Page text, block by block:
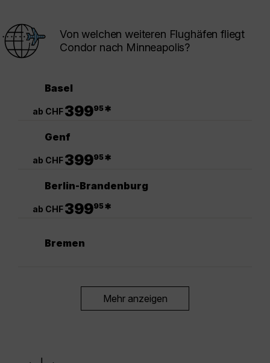
Von welchen weiteren Flughäfen fliegt
Condor nach Minneapolis?
Basel
ab CHF39995*
Genf
ab CHF39995*
Berlin-Brandenburg
ab CHF39995*
Bremen
Mehr anzeigen